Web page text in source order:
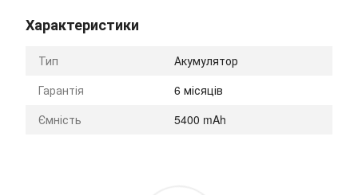
Характеристики
Тип
Акумулятор
Гарантія
6 місяців
Ємність
5400 mAh